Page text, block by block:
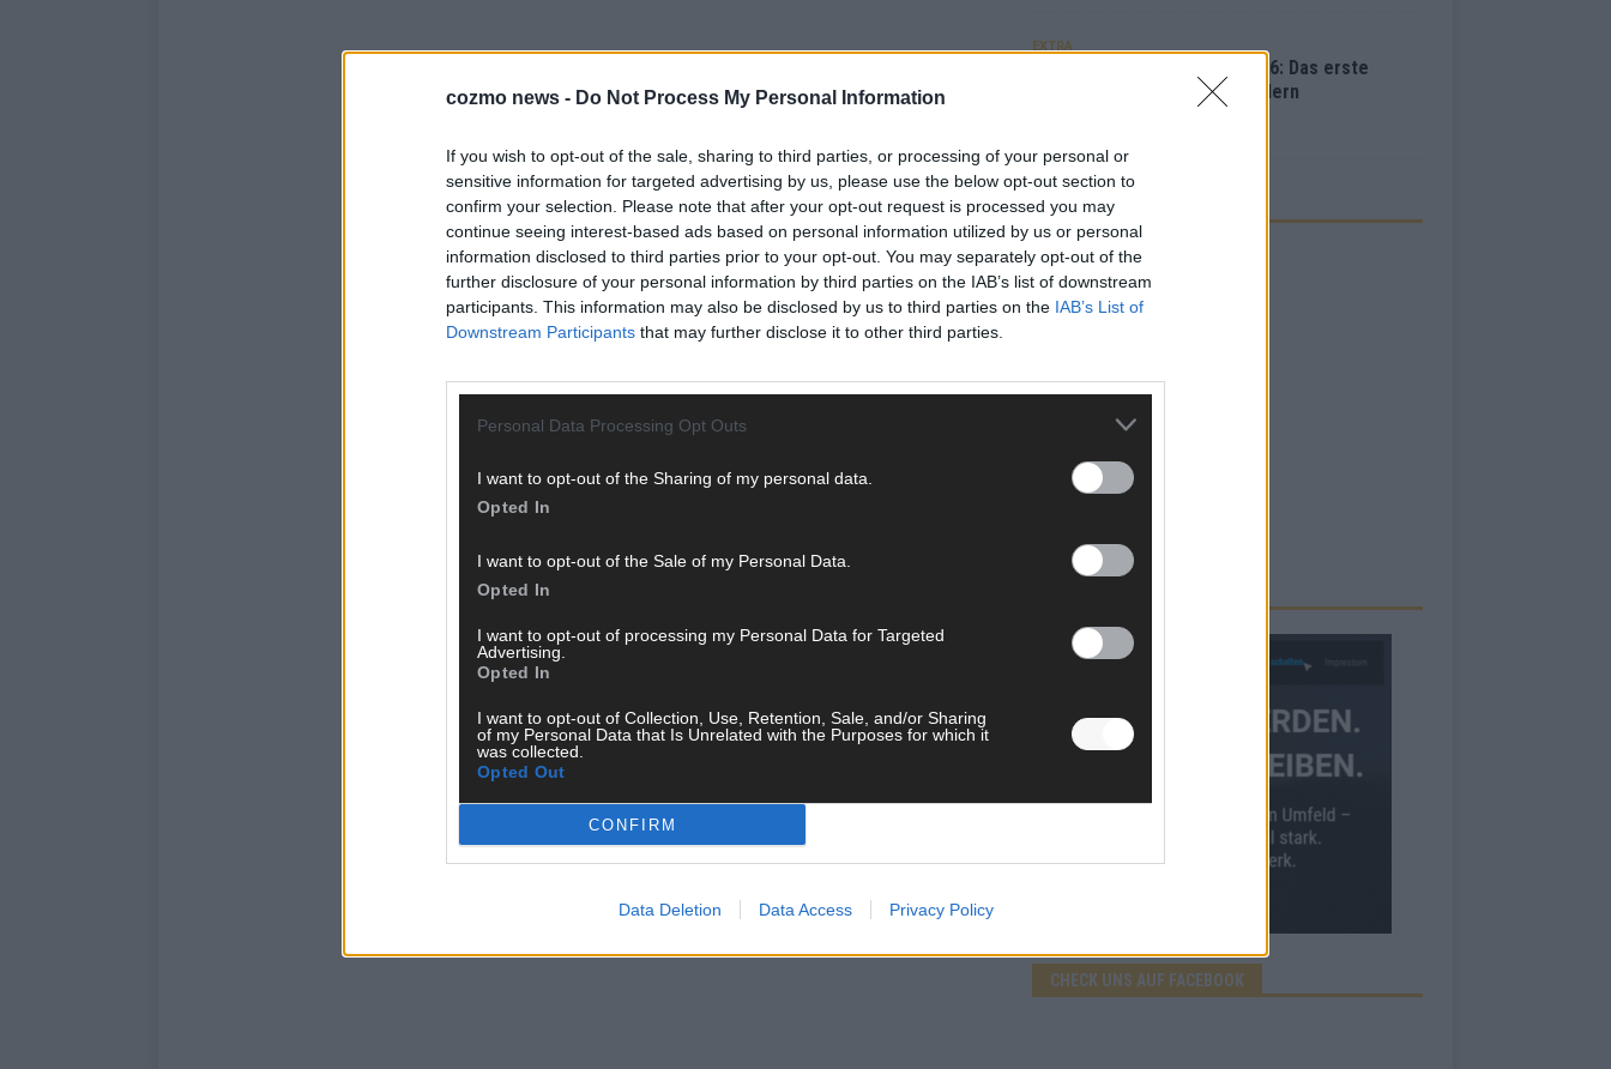
cozmo news - Do Not Process My Personal Information
If you wish to opt-out of the sale, sharing to third parties, or processing of your personal or
sensitive information for targeted advertising by us, please use the below opt-out section to
confirm your selection. Please note that after your opt-out request is processed you may
continue seeing interest-based ads based on personal information utilized by us or personal
information disclosed to third parties prior to your opt-out. You may separately opt-out of the
further disclosure of your personal information by third parties on the IAB’s list of downstream
participants. This information may also be disclosed by us to third parties on the IAB’s List of
Downstream Participants that may further disclose it to other third parties.
Personal Data Processing Opt Outs
I want to opt-out of the Sharing of my personal data.
Opted In
I want to opt-out of the Sale of my Personal Data.
Opted In
I want to opt-out of processing my Personal Data for Targeted
Advertising.
Opted In
I want to opt-out of Collection, Use, Retention, Sale, and/or Sharing
of my Personal Data that Is Unrelated with the Purposes for which it
was collected.
Opted Out
CONFIRM
Data Deletion Data Access Privacy Policy
EXTRA
Eurovision Song Contest 2026: Das erste
Halbfinale – der Abend in Bildern
AD
CHECK UNS AUF FACEBOOK